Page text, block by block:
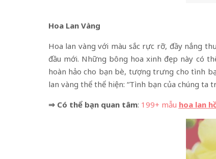
Hoa Lan Vàng
Hoa lan vàng với màu sắc rực rỡ, đầy nắng
đầu mới. Những bông hoa xinh đẹp này có
hoàn hảo cho bạn bè, tượng trưng cho tình
lan vàng thể thể hiện: “Tình bạn của chúng ta
⇒ Có thể bạn quan tâm: 199+ mẫu hoa lan